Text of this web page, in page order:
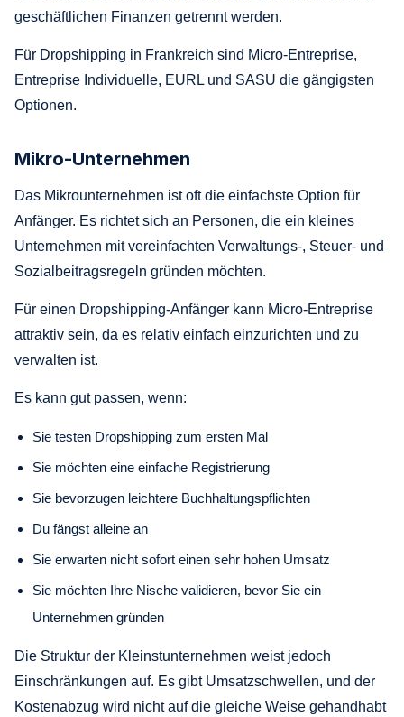
geschäftlichen Finanzen getrennt werden.
Für Dropshipping in Frankreich sind Micro-Entreprise,
Entreprise Individuelle, EURL und SASU die gängigsten
Optionen.
Mikro-Unternehmen
Das Mikrounternehmen ist oft die einfachste Option für
Anfänger. Es richtet sich an Personen, die ein kleines
Unternehmen mit vereinfachten Verwaltungs-, Steuer- und
Sozialbeitragsregeln gründen möchten.
Für einen Dropshipping-Anfänger kann Micro-Entreprise
attraktiv sein, da es relativ einfach einzurichten und zu
verwalten ist.
Es kann gut passen, wenn:
Sie testen Dropshipping zum ersten Mal
Sie möchten eine einfache Registrierung
Sie bevorzugen leichtere Buchhaltungspflichten
Du fängst alleine an
Sie erwarten nicht sofort einen sehr hohen Umsatz
Sie möchten Ihre Nische validieren, bevor Sie ein
Unternehmen gründen
Die Struktur der Kleinstunternehmen weist jedoch
Einschränkungen auf. Es gibt Umsatzschwellen, und der
Kostenabzug wird nicht auf die gleiche Weise gehandhabt